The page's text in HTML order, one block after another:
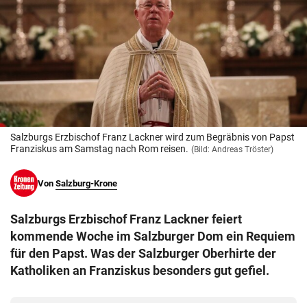
eingeben
© Krone Multimedia GmbH & Co KG 2026
Muthgasse 2, 1190 Wien
Salzburgs Erzbischof Franz Lackner wird zum Begräbnis von Papst
Franziskus am Samstag nach Rom reisen. (Bild: Andreas Tröster)
Von Salzburg-Krone
Salzburgs Erzbischof Franz Lackner feiert
kommende Woche im Salzburger Dom ein Requiem
für den Papst. Was der Salzburger Oberhirte der
Katholiken an Franziskus besonders gut gefiel.